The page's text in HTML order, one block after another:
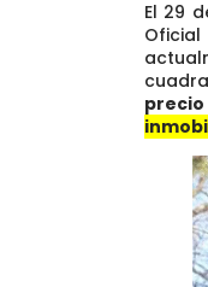
El 29
precio